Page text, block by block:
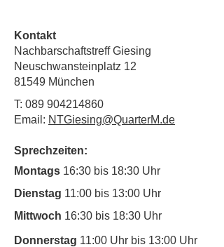
Kontakt
Nachbarschaftstreff Giesing
Neuschwansteinplatz 12
81549 München
T: 089 904214860
Email: NTGiesing@QuarterM.de
Sprechzeiten:
Montags 16:30 bis 18:30 Uhr
Dienstag 11:00 bis 13:00 Uhr
Mittwoch 16:30 bis 18:30 Uhr
Donnerstag 11:00 Uhr bis 13:00 Uhr